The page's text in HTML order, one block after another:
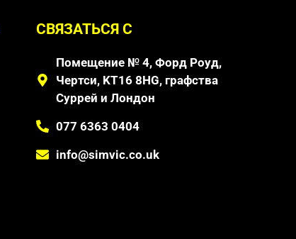
СВЯЗАТЬСЯ С
Помещение № 4, Форд Роуд,
Чертси, KT16 8HG, графства
Суррей и Лондон
077 6363 0404
info@simvic.co.uk